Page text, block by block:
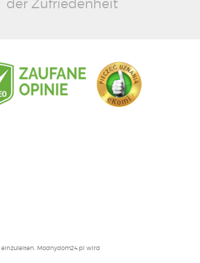
der Zufriedenheit
Modnydom24.pl wird